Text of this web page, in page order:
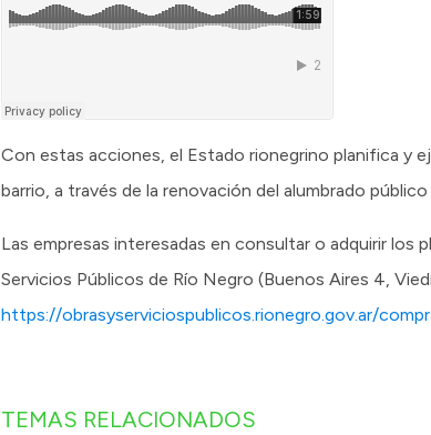
Con estas acciones, el Estado rionegrino planifica y
barrio, a través de la renovación del alumbrado
Las empresas interesadas en consultar o adquirir los
Servicios Públicos de Río Negro (Buenos Aires 4,
https://obrasyserviciospublicos.rionegro.gov.ar/
TEMAS RELACIONADOS